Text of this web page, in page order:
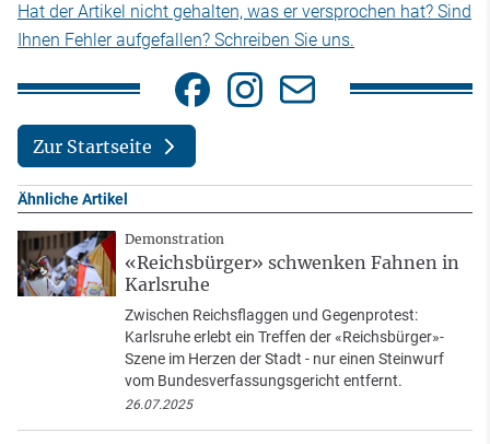
Hat der Artikel nicht gehalten, was er versprochen hat? Sind
Ihnen Fehler aufgefallen? Schreiben Sie uns.
Zur Startseite
Ähnliche Artikel
Demonstration
«Reichsbürger» schwenken Fahnen in
Karlsruhe
Zwischen Reichsflaggen und Gegenprotest:
Karlsruhe erlebt ein Treffen der «Reichsbürger»-
Szene im Herzen der Stadt - nur einen Steinwurf
vom Bundesverfassungsgericht entfernt.
26.07.2025